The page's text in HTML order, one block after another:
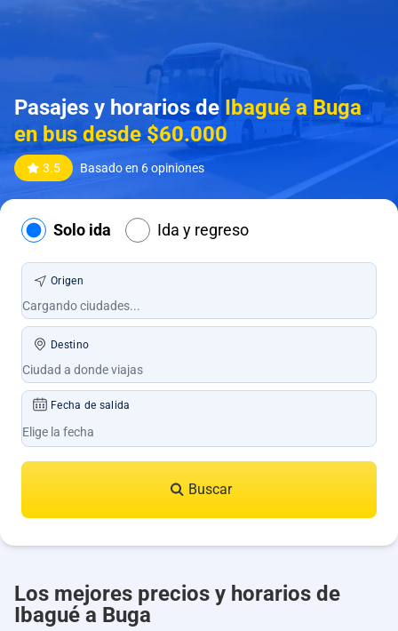
Pasajes y horarios de Ibagué a Buga
en bus desde $60.000
3.5 Basado en 6 opiniones
Solo ida Ida y regreso
Origen
Destino
Fecha de salida
Buscar
Los mejores precios y horarios de
Ibagué a Buga